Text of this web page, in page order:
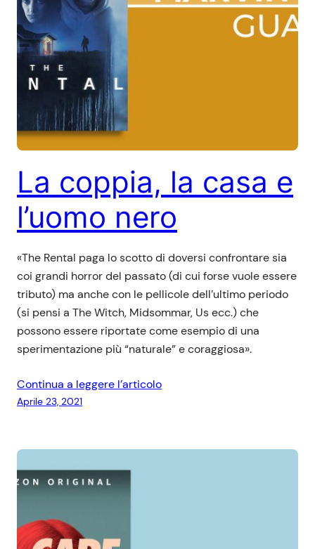
La coppia, la casa e
l’uomo nero
«The Rental paga lo scotto di doversi confrontare sia
coi grandi horror del passato (di cui forse vuole essere
tributo) ma anche con le pellicole dell’ultimo periodo
(si pensi a The Witch, Midsommar, Us ecc.) che
possono essere riportate come esempio di una
sperimentazione più “naturale” e coraggiosa».
Continua a leggere l’articolo
Aprile 23, 2021